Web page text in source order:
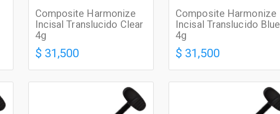
Composite Harmonize
Incisal Translucido Clear
4g
$ 31,500
RESINAS PREMIUM
Composite Harmonize
Incisal Translucido Blue
4g
$ 31,500
RESINAS PREMIUM